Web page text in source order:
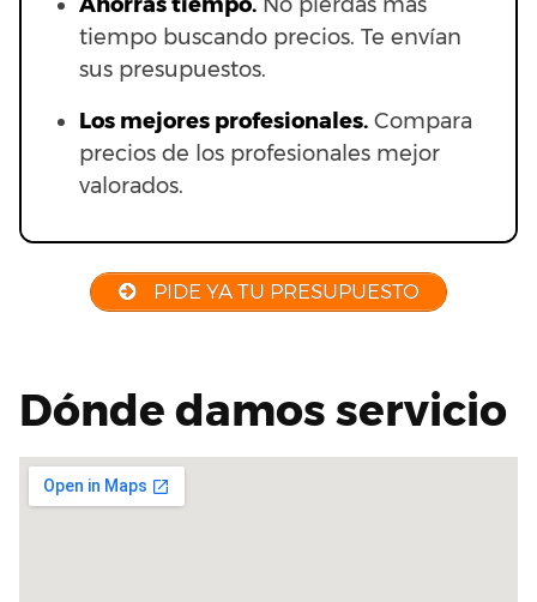
tiempo buscando precios. Te envían
sus presupuestos.
Los mejores profesionales. Compara
precios de los profesionales mejor
valorados.
PIDE YA TU PRESUPUESTO
Dónde damos servicio